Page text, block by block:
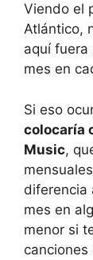
Viendo el
Atlántico,
aquí fuera
mes en
Si eso
colocaría
Music,
diferencia
mes en
menor si
canciones